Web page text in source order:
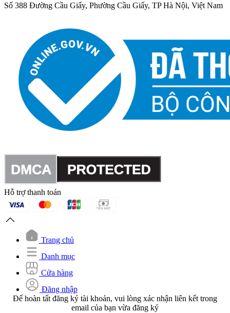
Số 388 Đường Cầu Giấy, Phường Cầu Giấy, TP Hà Nội, Việt Nam
Hỗ trợ thanh toán
Trang chủ
Danh mục
Cửa hàng
Đăng nhập
Để hoàn tất đăng ký tài khoản, vui lòng xác nhận liên kết trong
email của bạn vừa đăng ký